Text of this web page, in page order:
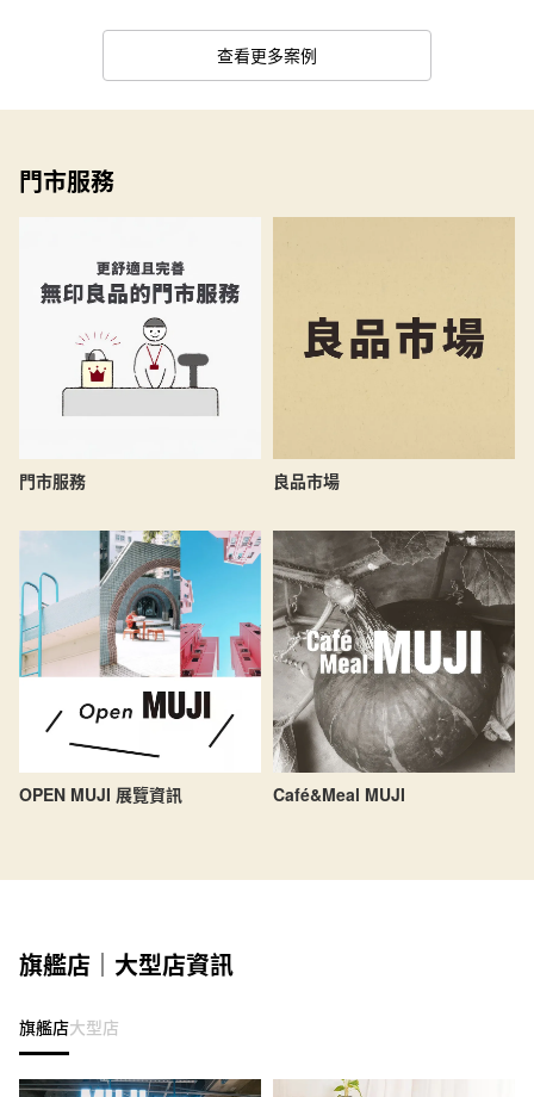
查看更多案例
門市服務
門市服務 良品市場
OPEN MUJI 展覽資訊 Café&Meal MUJI
旗艦店｜大型店資訊
旗艦店大型店